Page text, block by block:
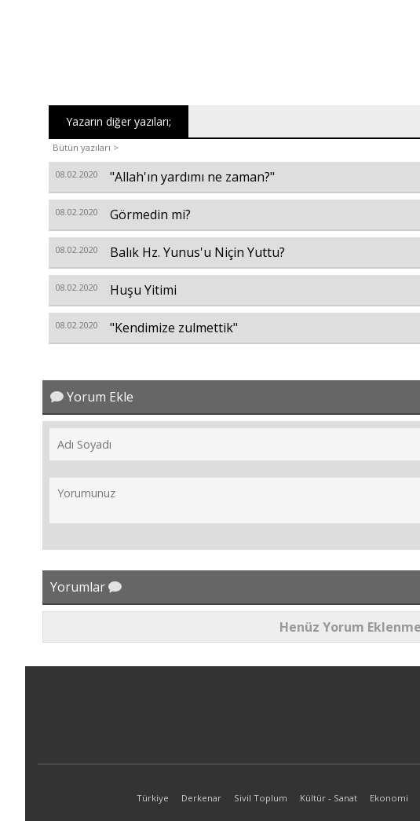
Yazarın diğer yazıları;
Bütün yazıları >
08.02.2020 "Allah'ın yardımı ne zaman?"
08.02.2020 Görmedin mi?
08.02.2020 Balık Hz. Yunus'u Niçin Yuttu?
08.02.2020 Huşu Yitimi
08.02.2020 "Kendimize zulmettik"
Yorum Ekle
Yorumlar
Henüz Yorum
Türkiye Derkenar Sivil Toplum Kültür - Sanat Ekonomi